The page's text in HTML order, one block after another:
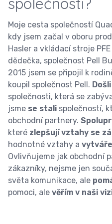
Moje cesta společností
kdy jsem začal v oboru
Hasler a vkládací stroje
dědečka, společnost Pell
2015 jsem se připojil k
koupil společnost Pell.
společnosti, která se
jsme se stali společností,
obchodní partnery.
které zlepšují vztahy se
hodnotné vztahy a
Ovlivňujeme jak obchodní
zákazníky, nejsme jen
světa komunikace, ale
pomoci, ale věřím v naši